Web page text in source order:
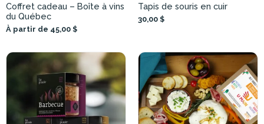
Coffret cadeau – Boîte à vins
du Québec
À partir de 45,00 $
Tapis de souris en cuir
30,00 $